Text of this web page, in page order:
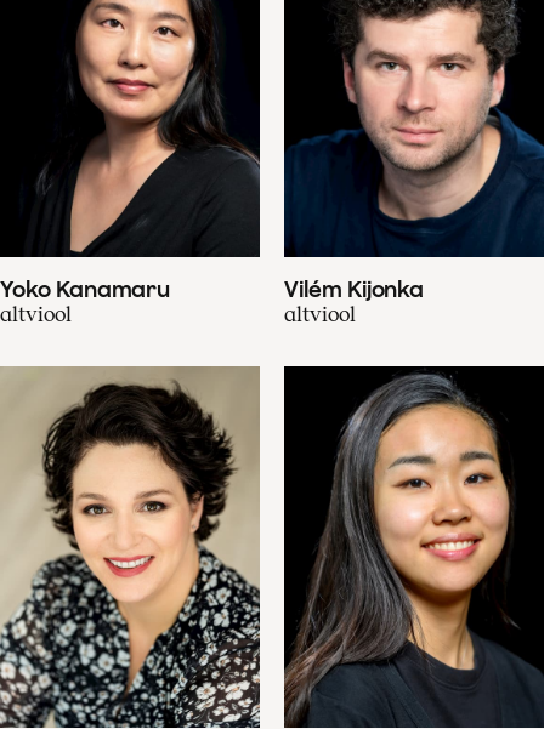
Yoko Kanamaru
altviool
Vilém Kijonka
altviool